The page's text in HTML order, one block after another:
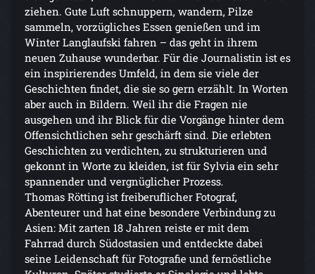
ziehen. Gute Luft schnuppern, wandern, Pilze
sammeln, vorzügliches Essen genießen und im
Winter Langlaufski fahren – das geht in ihrem
neuen Zuhause wunderbar. Für die Journalistin ist es
ein inspirierendes Umfeld, in dem sie viele der
Geschichten findet, die sie so gern erzählt. In Worten
aber auch in Bildern. Weil ihr die Fragen nie
ausgehen und ihr Blick für die Vorgänge hinter dem
Offensichtlichen sehr geschärft sind. Die erlebten
Geschichten zu verdichten, zu strukturieren und
gekonnt in Worte zu kleiden, ist für Sylvia ein sehr
spannender und vergnüglicher Prozess.
Thomas Rötting ist freiberuflicher Fotograf,
Abenteurer und hat eine besondere Verbindung zu
Asien: Mit zarten 18 Jahren reiste er mit dem
Fahrrad durch Südostasien und entdeckte dabei
seine Leidenschaft für Fotografie und fernöstliche